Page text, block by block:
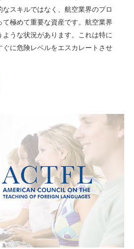
スキルではなく、航空業界のプロ
極めて重要な資産です。航空業界
うな状況があります。これは特に
ぐに危険レベルをエスカレートさせ